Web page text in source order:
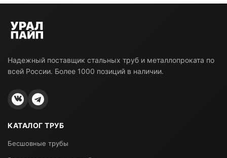
Надежный поставщик стальных труб и металлопроката по
всей России. Более 1000 позиций в наличии.
КАТАЛОГ ТРУБ
Бесшовные трубы